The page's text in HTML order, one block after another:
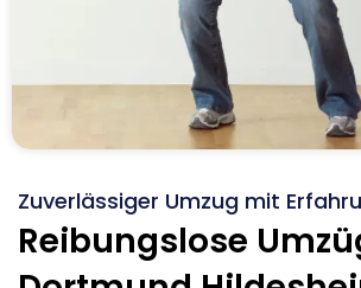
Zuverlässiger Umzug mit
Reibungslose